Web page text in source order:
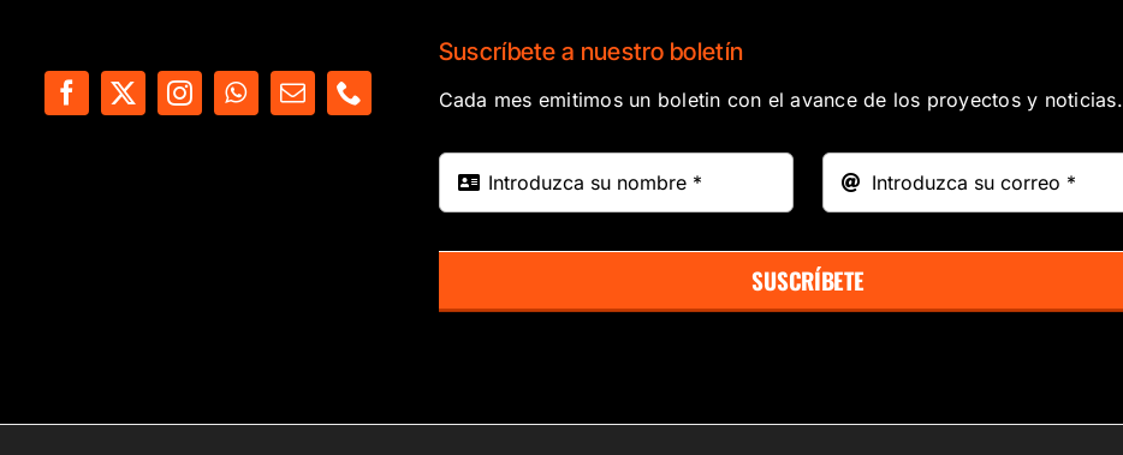
Suscríbete a nuestro boletín
Cada mes emitimos un boletin con el avance de los proyectos y noticias.
SUSCRÍBETE